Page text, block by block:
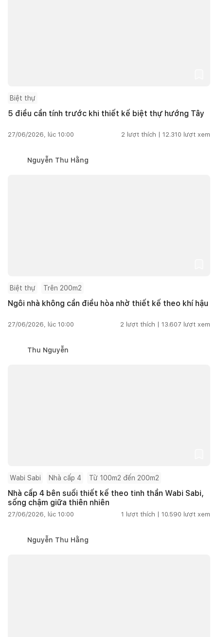
Biệt thự
5 điều cần tính trước khi thiết kế biệt thự hướng Tây
27/06/2026, lúc 10:00 2 lượt thích | 12.310 lượt xem
Nguyễn Thu Hằng
Biệt thự Trên 200m2
Ngôi nhà không cần điều hòa nhờ thiết kế theo khí hậu
27/06/2026, lúc 10:00 2 lượt thích | 13.607 lượt xem
Thu Nguyễn
Wabi Sabi Nhà cấp 4 Từ 100m2 đến 200m2
Nhà cấp 4 bên suối thiết kế theo tinh thần Wabi Sabi,
sống chậm giữa thiên nhiên
27/06/2026, lúc 10:00 1 lượt thích | 10.590 lượt xem
Nguyễn Thu Hằng